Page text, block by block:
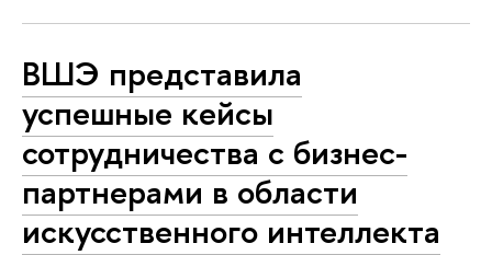
ВШЭ представила
успешные кейсы
сотрудничества с бизнес-
партнерами в области
искусственного интеллекта